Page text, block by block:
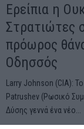
Ερείπια η
Στρατιώτες
πρόωρος
Οδησσός
Larry Johnson (CIA):
Patrushev (Ρωσικό
Δύσης γεννά ένα νέο...